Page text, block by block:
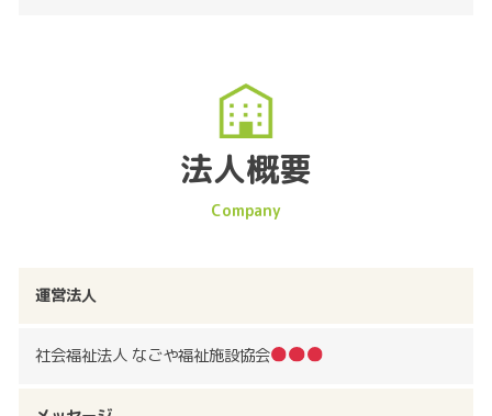
法人概要
運営法人
社会福祉法人 なごや福祉施設協会